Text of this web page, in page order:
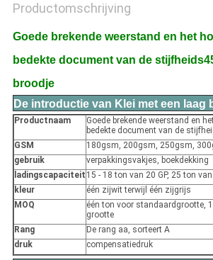
Productomschrijving
Goede brekende weerstand en het
bedekte document van de
broodje
De introductie van Klei met een laag
Productnaam
Goede brekende weerstand en
bedekte document van de
GSM
180gsm, 200gsm, 250gsm,
gebruik
verpakkingsvakjes, boekdekking
ladingscapaciteit 15 - 18 ton van 20 GP, 25 ton van
kleur
één zijwit terwijl één zijgrijs
MOQ
één ton voor standaardgrootte,
grootte
Rang
De rang aa, sorteert A
druk
compensatiedruk